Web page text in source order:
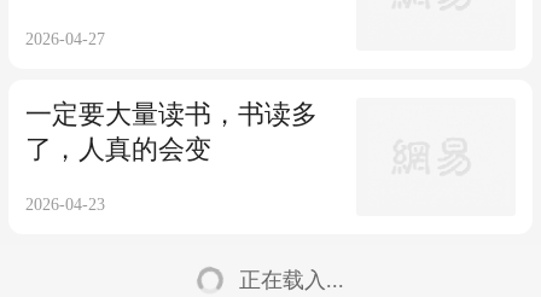
2026-04-27
一定要大量读书，书读多
了，人真的会变
2026-04-23
正在载入...